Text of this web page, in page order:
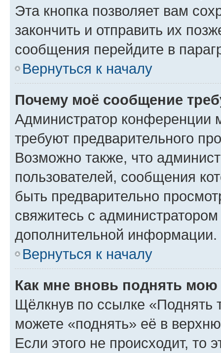
Эта кнопка позволяет вам
закончить и отправить их
сообщения перейдите в
Вернуться к началу
Почему моё сообщение
Администратор конференции
требуют предварительного
Возможно также, что
пользователей, сообщения
быть предварительно
свяжитесь с
дополнительной информации.
Вернуться к началу
Как мне вновь поднять мою
Щёлкнув по ссылке «Поднять
можете «поднять» её в
Если этого не происходит, то